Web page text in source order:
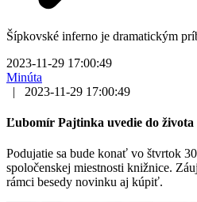
Šípkovské inferno je dramatickým
2023-11-29 17:00:49
Minúta
|
2023-11-29 17:00:49
Ľubomír Pajtinka uvedie do
Podujatie sa bude konať vo štvrtok
spoločenskej miestnosti knižnice.
rámci besedy novinku aj kúpiť.